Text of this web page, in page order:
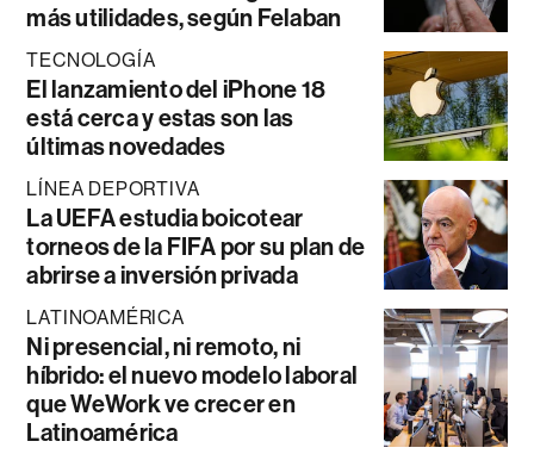
más utilidades, según Felaban
TECNOLOGÍA
El lanzamiento del iPhone 18
está cerca y estas son las
últimas novedades
LÍNEA DEPORTIVA
La UEFA estudia boicotear
torneos de la FIFA por su plan de
abrirse a inversión privada
LATINOAMÉRICA
Ni presencial, ni remoto, ni
híbrido: el nuevo modelo laboral
que WeWork ve crecer en
Latinoamérica